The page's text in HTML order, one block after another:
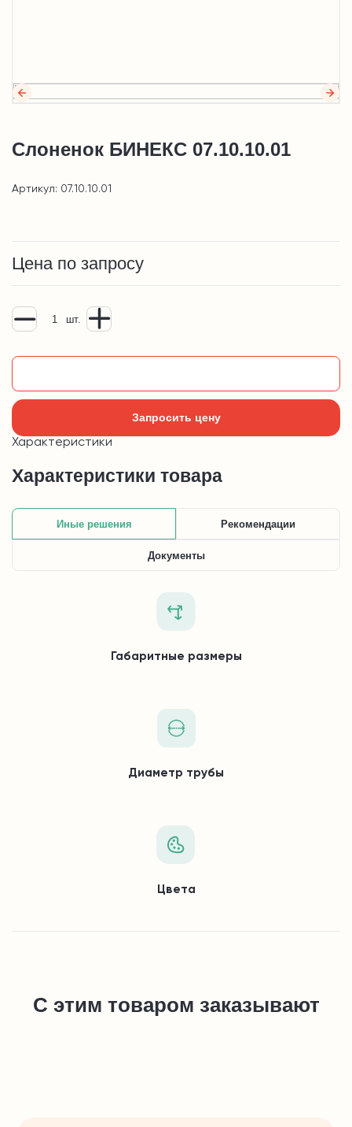
Слоненок БИНЕКС 07.10.10.01
Артикул: 07.10.10.01
Цена по запросу
шт.
Запросить цену
Характеристики
Характеристики товара
Иные решения Рекомендации
Документы
Габаритные размеры
Диаметр трубы
Цвета
С этим товаром заказывают